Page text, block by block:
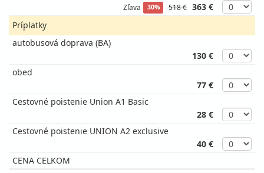
Zľava 30% 518 € 363 €
Príplatky
autobusová doprava (BA)
130 €
obed
77 €
Cestovné poistenie Union A1 Basic
28 €
Cestovné poistenie UNION A2 exclusive
40 €
CENA CELKOM